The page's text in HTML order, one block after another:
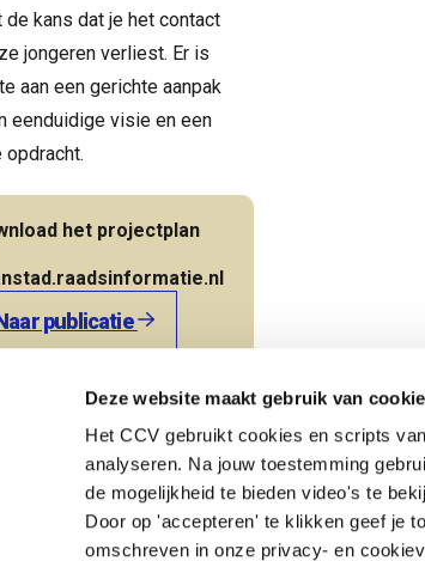
Deze website maakt gebruik van
Het CCV gebruikt cookies en scripts
analyseren. Na jouw toestemming
de mogelijkheid te bieden video's te
Door op 'accepteren' te klikken geef je
omschreven in onze privacy- en
de kans dat je het contact
jongeren verliest. Er is
aan een gerichte aanpak
eenduidige visie en een
opdracht.
het projectplan
publicatie
Neem direct contact op met Nicole.